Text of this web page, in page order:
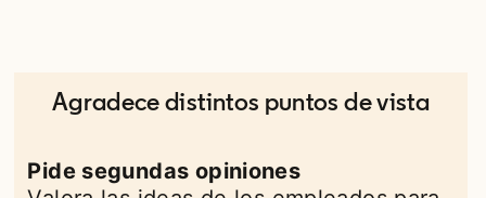
Agradece distintos puntos de vista
Pide segundas opiniones